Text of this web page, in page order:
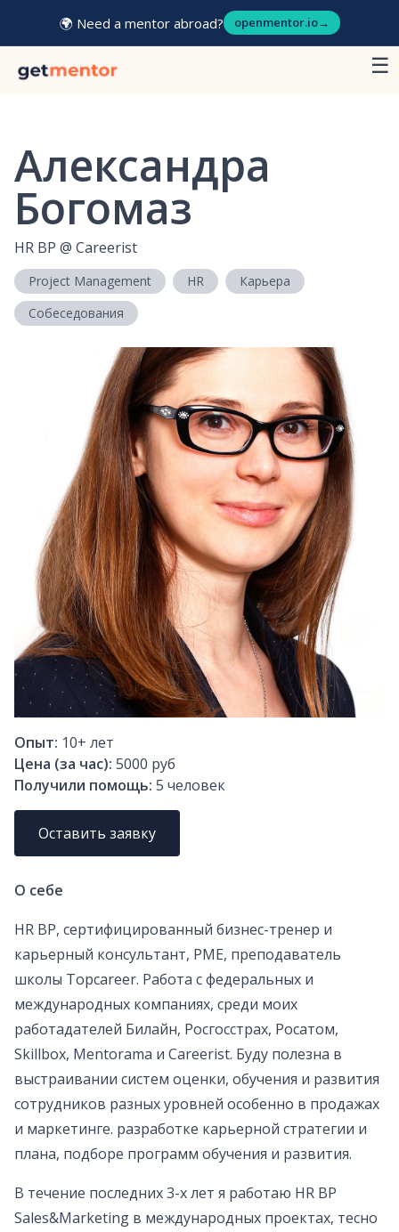
🌍 Need a mentor abroad? openmentor.io→
☰
Александра
Богомаз
HR BP @ Careerist
Project Management HR
Карьера
Собеседования
Опыт: 10+ лет
Цена (за час): 5000 руб
Получили помощь: 5 человек
Оставить заявку
О себе
HR BP, сертифицированный бизнес-тренер и
карьерный консультант, PME, преподаватель
школы Topcareer. Работа с федеральных и
международных компаниях, среди моих
работадателей Билайн, Росгосстрах, Росатом,
Skillbox, Mentorama и Careerist. Буду полезна в
выстраивании систем оценки, обучения и развития
сотрудников разных уровней особенно в продажах
и маркетинге. разработке карьерной стратегии и
плана, подборе программ обучения и развития.
В течение последних 3-х лет я работаю HR BP
Sales&Marketing в международных проектах, тесно